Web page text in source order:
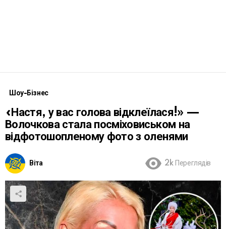
Шоу-Бізнес
«Настя, у вас голова відклеїлася!» —
Волочкова стала посміховиськом на
відфотошопленому фото з оленями
Віта 2k Переглядів